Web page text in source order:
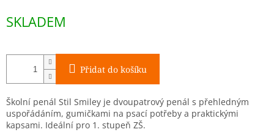
cena:
SKLADEM
Přidat do košíku
Školní penál Stil Smiley je dvoupatrový penál s přehledným
uspořádáním, gumičkami na psací potřeby a praktickými
kapsami. Ideální pro 1. stupeň ZŠ.